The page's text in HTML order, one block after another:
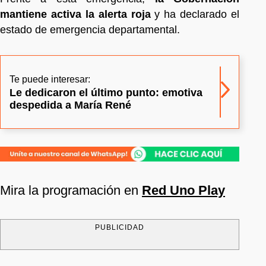
mantiene activa la alerta rojay ha declarado el
estado de emergencia departamental.
Te puede interesar:
Le dedicaron el último punto: emotiva
despedida a María René
Mira la programación en Red Uno Play
PUBLICIDAD